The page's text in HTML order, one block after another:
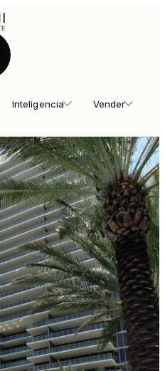
Inteligencia Vender